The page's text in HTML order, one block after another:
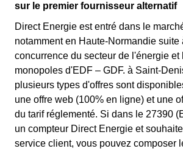
sur le premier fournisseur alternatif
Direct Energie est entré dans le
notamment en Haute-Normandie suite
concurrence du secteur de l'énergie et
monopoles d'EDF – GDF. à Saint-
plusieurs types d'offres sont
une offre web (100% en ligne) et une
du tarif réglementé. Si dans le 27390
un compteur Direct Energie et
service client, vous pouvez composer